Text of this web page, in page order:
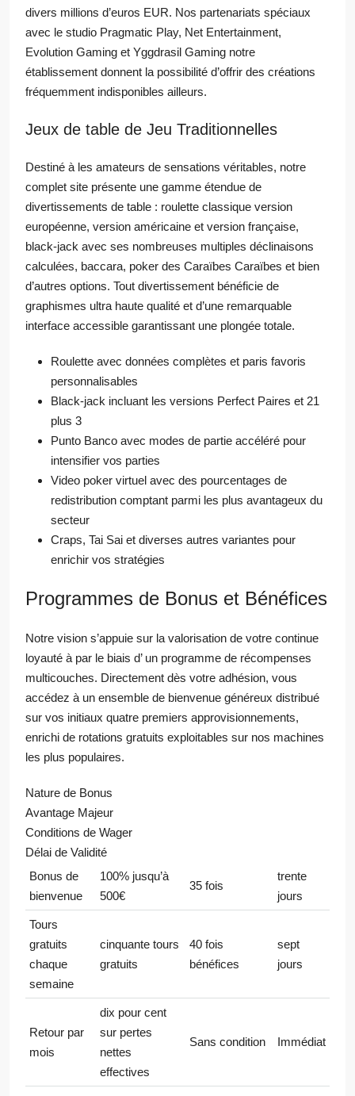
divers millions d’euros EUR. Nos partenariats spéciaux
avec le studio Pragmatic Play, Net Entertainment,
Evolution Gaming et Yggdrasil Gaming notre
établissement donnent la possibilité d’offrir des créations
fréquemment indisponibles ailleurs.
Jeux de table de Jeu Traditionnelles
Destiné à les amateurs de sensations véritables, notre
complet site présente une gamme étendue de
divertissements de table : roulette classique version
européenne, version américaine et version française,
black-jack avec ses nombreuses multiples déclinaisons
calculées, baccara, poker des Caraïbes Caraïbes et bien
d’autres options. Tout divertissement bénéficie de
graphismes ultra haute qualité et d’une remarquable
interface accessible garantissant une plongée totale.
Roulette avec données complètes et paris favoris
personnalisables
Black-jack incluant les versions Perfect Paires et 21
plus 3
Punto Banco avec modes de partie accéléré pour
intensifier vos parties
Video poker virtuel avec des pourcentages de
redistribution comptant parmi les plus avantageux du
secteur
Craps, Tai Sai et diverses autres variantes pour
enrichir vos stratégies
Programmes de Bonus et Bénéfices
Notre vision s’appuie sur la valorisation de votre continue
loyauté à par le biais d’ un programme de récompenses
multicouches. Directement dès votre adhésion, vous
accédez à un ensemble de bienvenue généreux distribué
sur vos initiaux quatre premiers approvisionnements,
enrichi de rotations gratuits exploitables sur nos machines
les plus populaires.
Nature de Bonus
Avantage Majeur
Conditions de Wager
Délai de Validité
Bonus de
bienvenue
100% jusqu’à
500€
35 fois
trente
jours
Tours
gratuits
chaque
semaine
cinquante tours
gratuits
40 fois
bénéfices
sept
jours
Retour par
mois
dix pour cent
sur pertes
nettes
effectives
Sans condition Immédiat